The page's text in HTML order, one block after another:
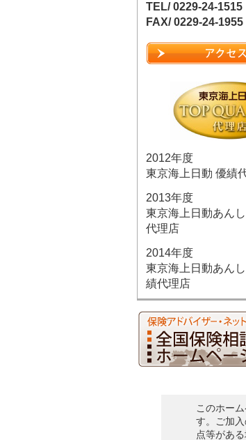
TEL/ 0229-24-1515
FAX/ 0229-24-1955
2012年度
東京海上日動 優績
2013年度
東京海上日動あん
代理店
2014年度
東京海上日動あん
績代理店
このホー
す。ご加
点等があ